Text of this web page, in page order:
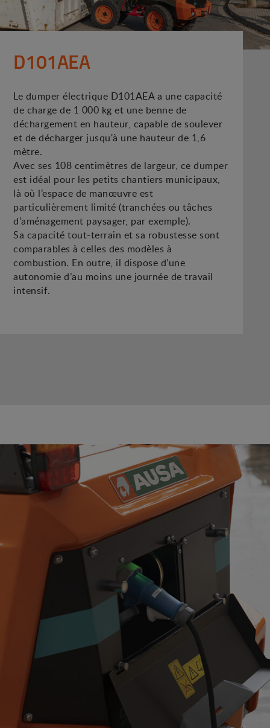
D101AEA
Le dumper électrique D101AEA a une capacité
de charge de 1 000 kg et une benne de
déchargement en hauteur, capable de soulever
et de décharger jusqu'à une hauteur de 1,6
mètre.
Avec ses 108 centimètres de largeur, ce dumper
est idéal pour les petits chantiers municipaux,
là où l’espace de manœuvre est
particulièrement limité (tranchées ou tâches
d’aménagement paysager, par exemple).
Sa capacité tout-terrain et sa robustesse sont
comparables à celles des modèles à
combustion. En outre, il dispose d’une
autonomie d’au moins une journée de travail
intensif.